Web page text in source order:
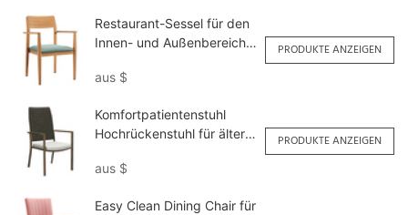
Restaurant-Sessel für den
Innen- und Außenbereich
YW5709H Yumeya
aus $
PRODUKTE ANZEIGEN
Komfortpatientenstuhl
Hochrückenstuhl für ältere
aus $
PRODUKTE ANZEIGEN
Easy Clean Dining Chair für